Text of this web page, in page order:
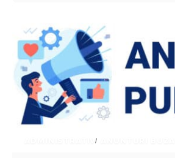
ADMINISTRATIV ANUNTURI